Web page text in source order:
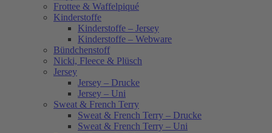
Frottee & Waffelpiqué
Kinderstoffe
Kinderstoffe – Jersey
Kinderstoffe – Webware
Bündchenstoff
Nicki, Fleece & Plüsch
Jersey
Jersey – Drucke
Jersey – Uni
Sweat & French Terry
Sweat & French Terry – Drucke
Sweat & French Terry – Uni